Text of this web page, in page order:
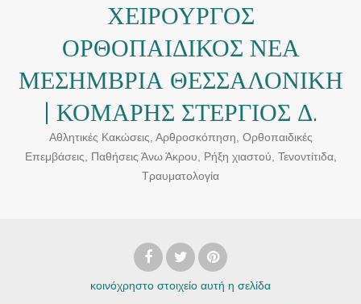
ΧΕΙΡΟΥΡΓΟΣ
ΟΡΘΟΠΑΙΔΙΚΟΣ ΝΕΑ
ΜΕΣΗΜΒΡΙΑ ΘΕΣΣΑΛΟΝΙΚΗ
| ΚΟΜΑΡΗΣ ΣΤΕΡΓΙΟΣ Δ.
Αθλητικές Κακώσεις, Αρθροσκόπηση, Ορθοπαιδικές
Επεμβάσεις, Παθήσεις Άνω Άκρου, Ρήξη χιαστού, Τενοντίτιδα,
Τραυματολογία
κοινόχρηστο στοιχείο αυτή η σελίδα